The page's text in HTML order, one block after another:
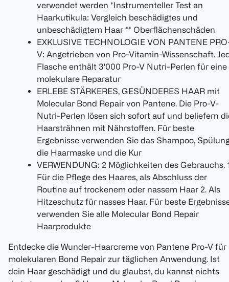
verwendet werden *Instrumenteller Test an
Haarkutikula: Vergleich beschädigtes und
unbeschädigtem Haar ** Oberflächenschäden
EXKLUSIVE TECHNOLOGIE VON PANTENE
V: Angetrieben von Pro-Vitamin-Wissenschaft.
Flasche enthält 3'000 Pro-V Nutri-Perlen für eine
molekulare Reparatur
ERLEBE STÄRKERES, GESÜNDERES HAAR mit
Molecular Bond Repair von Pantene. Die Pro-V-
Nutri-Perlen lösen sich sofort auf und beliefern
Haarsträhnen mit Nährstoffen. Für beste
Ergebnisse verwenden Sie das Shampoo,
die Haarmaske und die Kur
VERWENDUNG: 2 Möglichkeiten des Gebrauchs.
Für die Pflege des Haares, als Abschluss der
Routine auf trockenem oder nassem Haar 2. Als
Hitzeschutz für nasses Haar. Für beste
verwenden Sie alle Molecular Bond Repair
Haarprodukte
Entdecke die Wunder-Haarcreme von Pantene Pro-V für
molekularen Bond Repair zur täglichen Anwendung. Ist
dein Haar geschädigt und du glaubst, du kannst nichts